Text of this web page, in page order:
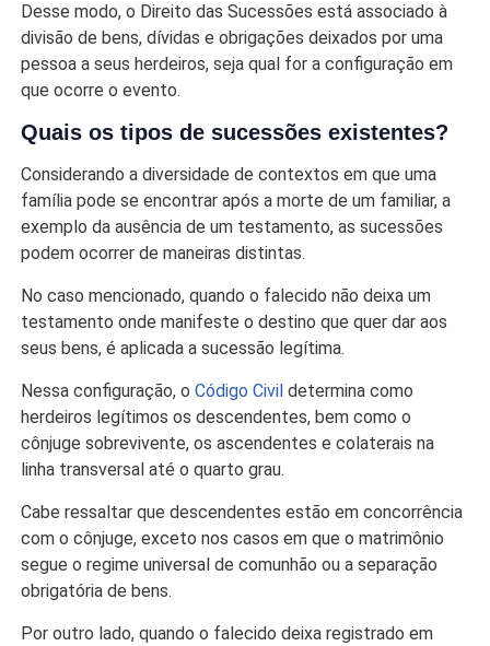
Desse modo, o Direito das Sucessões está associado à
divisão de bens, dívidas e obrigações deixados por uma
pessoa a seus herdeiros, seja qual for a configuração em
que ocorre o evento.
Quais os tipos de sucessões existentes?
Considerando a diversidade de contextos em que uma
família pode se encontrar após a morte de um familiar, a
exemplo da ausência de um testamento, as sucessões
podem ocorrer de maneiras distintas.
No caso mencionado, quando o falecido não deixa um
testamento onde manifeste o destino que quer dar aos
seus bens, é aplicada a sucessão legítima.
Nessa configuração, oCódigo Civil determina como
herdeiros legítimos os descendentes, bem como o
cônjuge sobrevivente, os ascendentes e colaterais na
linha transversal até o quarto grau.
Cabe ressaltar que descendentes estão em concorrência
com o cônjuge, exceto nos casos em que o matrimônio
segue o regime universal de comunhão ou a separação
obrigatória de bens.
Por outro lado, quando o falecido deixa registrado em